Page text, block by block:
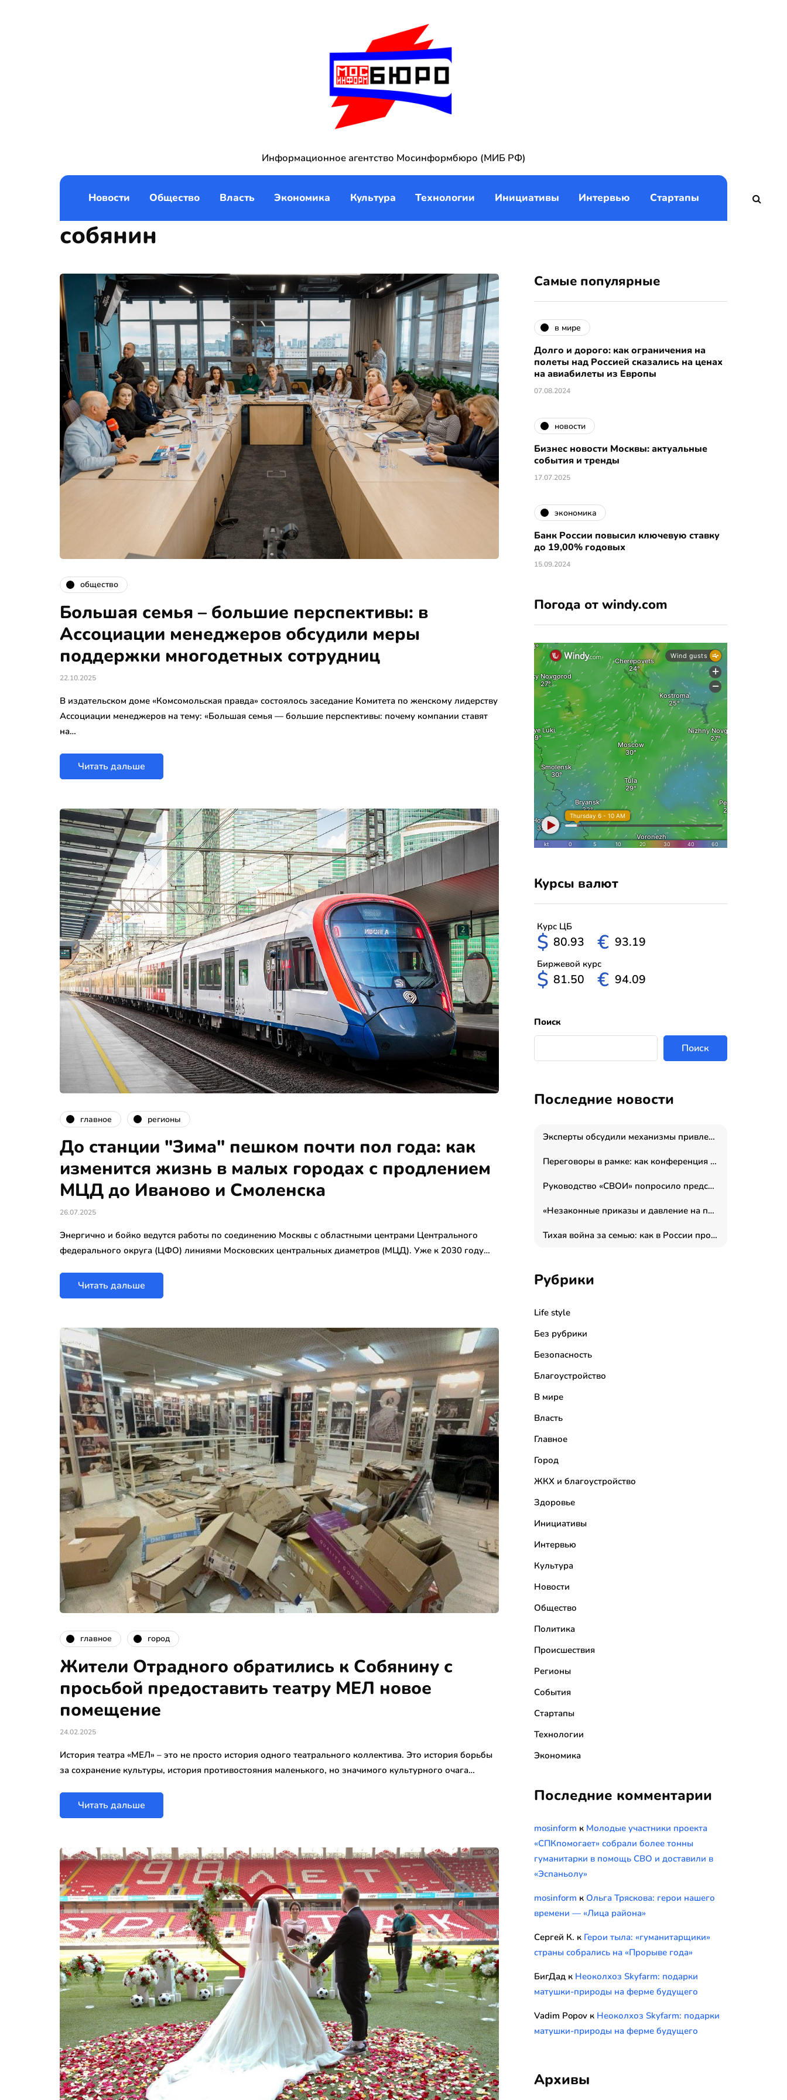
Информационное агентство Мосинформбюро (МИБ РФ)
Новости Общество Власть Экономика Культура Технологии Инициативы Интервью Стартапы
собянин
общество
Большая семья – большие перспективы: в
Ассоциации менеджеров обсудили меры
поддержки многодетных сотрудниц
22.10.2025
В издательском доме «Комсомольская правда» состоялось заседание Комитета по женскому лидерству
Ассоциации менеджеров на тему: «Большая семья — большие перспективы: почему компании ставят
на…
Читать дальше
главное регионы
До станции "Зима" пешком почти пол года: как
изменится жизнь в малых городах с продлением
МЦД до Иваново и Смоленска
26.07.2025
Энергично и бойко ведутся работы по соединению Москвы с областными центрами Центрального
федерального округа (ЦФО) линиями Московских центральных диаметров (МЦД). Уже к 2030 году…
Читать дальше
главное город
Жители Отрадного обратились к Собянину с
просьбой предоставить театру МЕЛ новое
помещение
24.02.2025
История театра «МЕЛ» – это не просто история одного театрального коллектива. Это история борьбы
за сохранение культуры, история противостояния маленького, но значимого культурного очага…
Читать дальше
Самые популярные
в мире
Долго и дорого: как ограничения на
полеты над Россией сказались на ценах
на авиабилеты из Европы
07.08.2024
новости
Бизнес новости Москвы: актуальные
события и тренды
17.07.2025
экономика
Банк России повысил ключевую ставку
до 19,00% годовых
15.09.2024
Погода от windy.com
Курсы валют
Курс ЦБ
$ 80.93 € 93.19
Биржевой курс
$ 81.50 € 94.09
Поиск
Поиск
Последние новости
Эксперты обсудили механизмы привлечения молодых специалистов в промышленные города
Переговоры в рамке: как конференция «Бизнес как искусство» переформатирует деловой этикет в стенах ТПП РФ
Руководство «СВОИ» попросило председателя СКР дать правовую оценку обысков в тыловом штабе
«Незаконные приказы и давление на полицию»: Эрнеста Султанова задержали у посольства Израиля во время одиночного пикета
Тихая война за семью: как в России прошла неделя правовой помощи
Рубрики
Life style
Без рубрики
Безопасность
Благоустройство
В мире
Власть
Главное
Город
ЖКХ и благоустройство
Здоровье
Инициативы
Интервью
Культура
Новости
Общество
Политика
Происшествия
Регионы
События
Стартапы
Технологии
Экономика
Последние комментарии
mosinform к Молодые участники проекта
«СПКпомогает» собрали более тонны
гуманитарки в помощь СВО и доставили в
«Эспаньолу»
mosinform к Ольга Тряскова: герои нашего
времени — «Лица района»
Сергей К. к Герои тыла: «гуманитарщики»
страны собрались на «Прорыве года»
БигДад к Неоколхоз Skyfarm: подарки
матушки-природы на ферме будущего
Vadim Popov к Неоколхоз Skyfarm: подарки
матушки-природы на ферме будущего
Архивы